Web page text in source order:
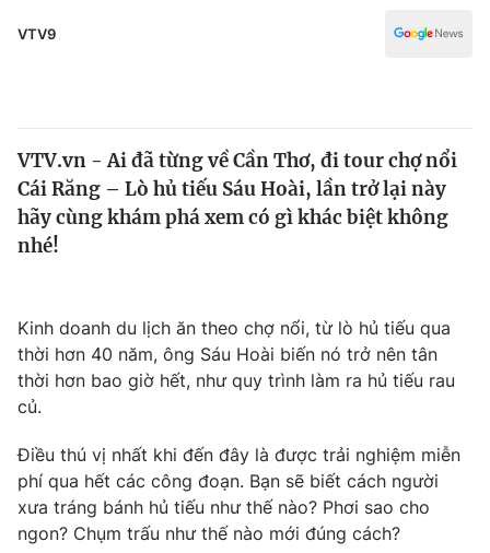
Y tế
Thế giới
Thế giới đó đây
Câu chuyện quốc tế
Tài chính
Thị trường
Dữ liệu và đời sống
Phim VTV
Hậu trường
Giải trí
Điện ảnh
Giáo dục
VTV9
VTV.vn - Ai đã từng về Cần Thơ, đi tour chợ nổi
Cái Răng – Lò hủ tiếu Sáu Hoài, lần trở lại này
hãy cùng khám phá xem có gì khác biệt không
nhé!
Kinh doanh du lịch ăn theo chợ nổi, từ lò hủ tiếu qua
thời hơn 40 năm, ông Sáu Hoài biến nó trở nên tân
thời hơn bao giờ hết, như quy trình làm ra hủ tiếu rau
củ.
Điều thú vị nhất khi đến đây là được trải nghiệm miễn
phí qua hết các công đoạn. Bạn sẽ biết cách người
xưa tráng bánh hủ tiếu như thế nào? Phơi sao cho
ngon? Chụm trấu như thế nào mới đúng cách?